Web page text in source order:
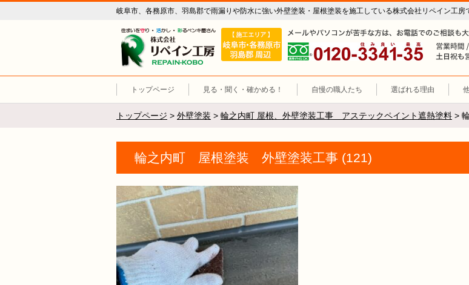
岐阜市、各務原市、羽島郡で雨漏りや防水に強い外壁塗装・屋根塗装を施工している株式会社リペイン工房
リペイン工房（外壁塗装・屋根塗装・雨漏り修理・防水
施工エリア 岐阜市、各務原市、羽島郡。
0120-
トップページ 見る・聞く・確かめる！ 自慢の職人たち 選ばれる理由
トップページ > 外壁塗装 > 輪之内町 屋根、外壁塗装工事 アステックペイント遮熱塗料 >
輪之内町 屋根塗装 外壁塗装工事 (121)